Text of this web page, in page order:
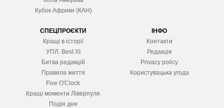
Кубок Африки (КАН)
СПЕЦПРОЄКТИ
Кращі в історії
УПЛ. Best XІ
Битва редакцій
Правила життя
Five O'Clock
Кращі моменти Ліверпуля
Подія дня
ІНФО
Контакти
Редакція
Privacy policy
Користувацька угода